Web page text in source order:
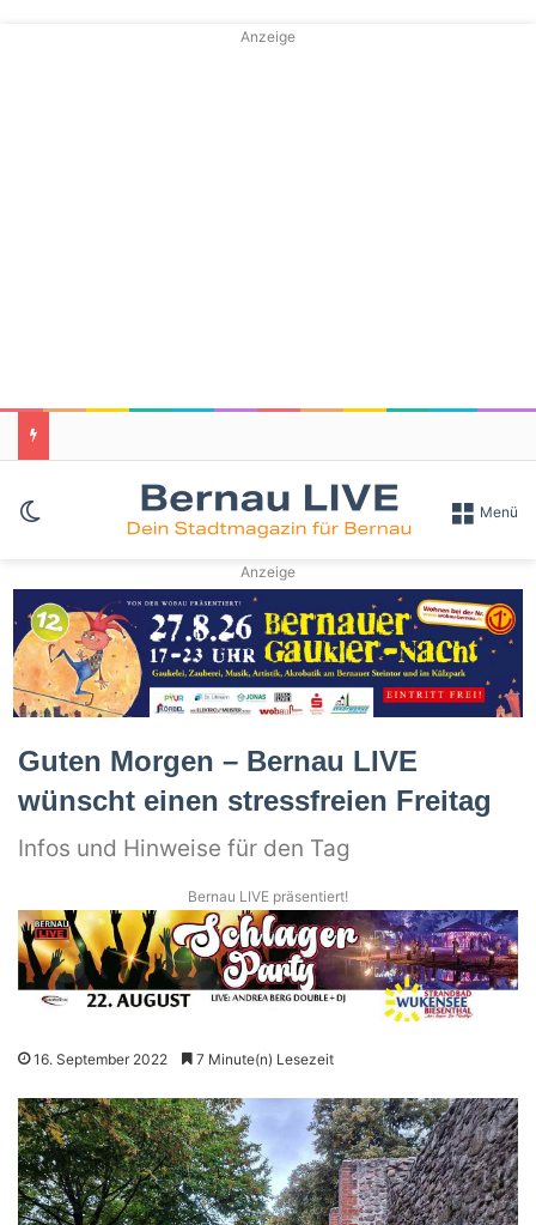
Anzeige
Skin umschalten Menü
Anzeige
Guten Morgen – Bernau LIVE
wünscht einen stressfreien Freitag
Infos und Hinweise für den Tag
Bernau LIVE präsentiert!
16. September 2022 7 Minute(n) Lesezeit